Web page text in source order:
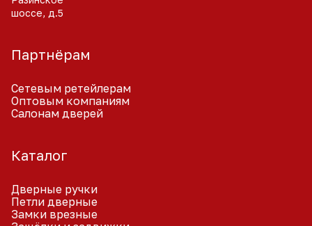
шоссе, д.5
Партнёрам
Сетевым ретейлерам
Оптовым компаниям
Салонам дверей
Каталог
Дверные ручки
Петли дверные
Замки врезные